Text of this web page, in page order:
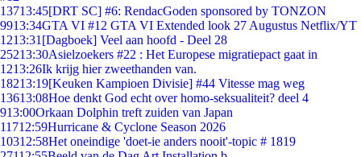
13713:45[DRT SC] #6: RendacGoden sponsored by TONZON
9913:34GTA VI #12 GTA VI Extended look 27 Augustus Netflix/YT
1213:31 [Dagboek] Veel aan hoofd - Deel 28
25213:30Asielzoekers #22 : Het Europese migratiepact gaat in
1213:26Ik krijg hier zweethanden van.
18213:19[Keuken Kampioen Divisie] #44 Vitesse mag weg
13613:08Hoe denkt God echt over homo-seksualiteit? deel 4
913:00Orkaan Dolphin treft zuiden van Japan
11712:59Hurricane & Cyclone Season 2026
10312:58Het oneindige 'doet-ie anders nooit'-topic # 1819